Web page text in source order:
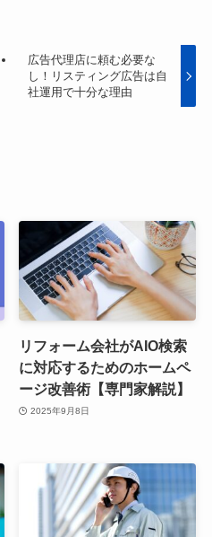
広告代理店に頼む必要な
し！リスティング広告は自
社運用で十分な理由
リフォーム会社がAIO検索
に対応するためのホームペ
ージ改善術【専門家解説】
2025年9月8日